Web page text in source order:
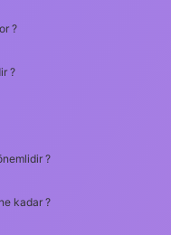
?
?
?
kadar ?